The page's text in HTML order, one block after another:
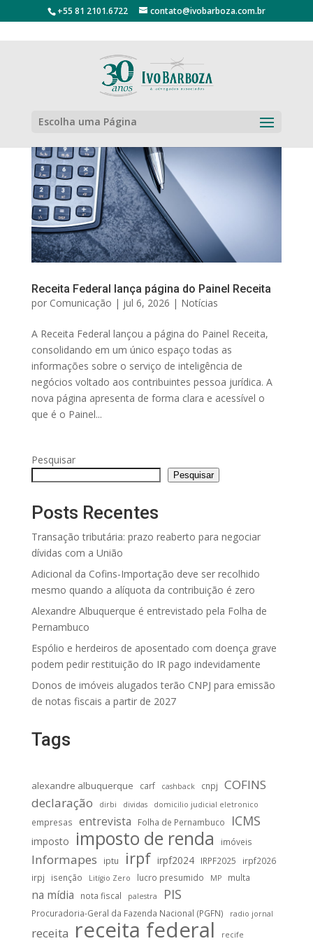
+55 81 2101.6722 contato@ivobarboza.com.br
Escolha uma Página
Receita Federal lança página do Painel Receita
por Comunicação | jul 6, 2026 | Notícias
A Receita Federal lançou a página do Painel Receita,
consolidando em um único espaço todas as
informações sobre o serviço de inteligência de
negócios voltado aos contribuintes pessoa jurídica. A
nova página apresenta de forma clara e acessível o
que é o Painel...
Pesquisar
Pesquisar
Posts Recentes
Transação tributária: prazo reaberto para negociar
dívidas com a União
Adicional da Cofins-Importação deve ser recolhido
mesmo quando a alíquota da contribuição é zero
Alexandre Albuquerque é entrevistado pela Folha de
Pernambuco
Espólio e herdeiros de aposentado com doença grave
podem pedir restituição do IR pago indevidamente
Donos de imóveis alugados terão CNPJ para emissão
de notas fiscais a partir de 2027
Tags
alexandre albuquerque carf cashback cnpj
COFINS
declaração
dirbi dividas domicilio judicial eletronico
empresas entrevista Folha de Pernambuco ICMS
imposto imposto de renda imóveis
Informapes iptu irpf irpf2024 IRPF2025
irpf2026
irpj
isenção Litígio Zero lucro presumido MP multa
na mídia nota fiscal palestra PIS
Procuradoria-Geral da Fazenda Nacional (PGFN) radio jornal
receita receita federal recife